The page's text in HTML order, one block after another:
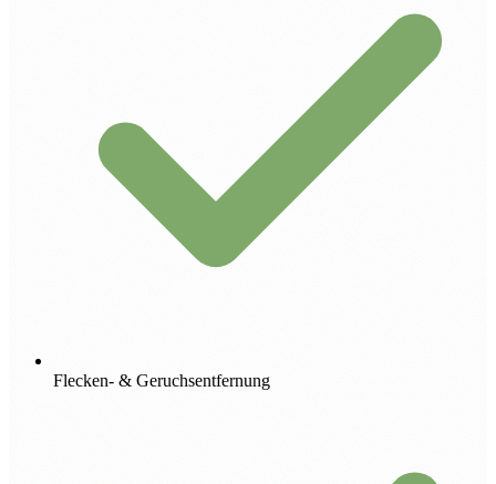
Flecken- & Geruchsentfernung